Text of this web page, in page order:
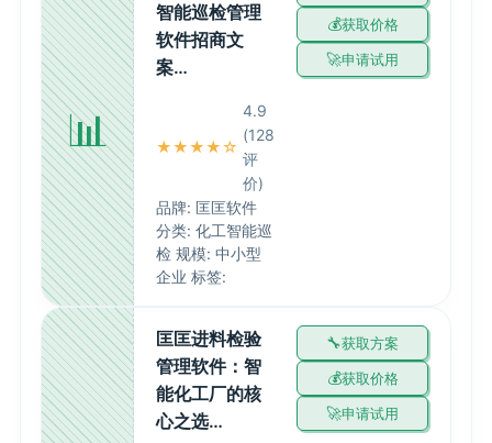
📊
智能巡检管理
软件招商文
案…
★★★★☆
4.9
(128
评
价)
品牌: 匡匡软件
分类: 化工智能巡
检 规模: 中小型
企业 标签:
获取价格
申请试用
匡匡进料检验
管理软件：智
能化工厂的核
心之选…
获取方案
获取价格
申请试用